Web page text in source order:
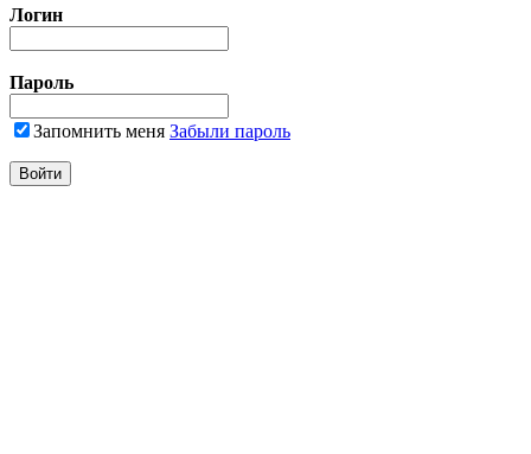
Логин
Пароль
Запомнить меня Забыли пароль